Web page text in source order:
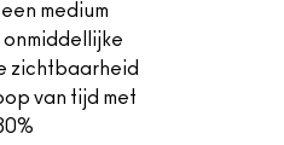
medium
zichtbaarheid
van tijd met